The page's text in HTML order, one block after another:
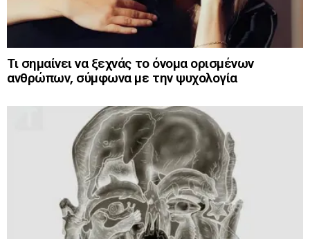
Τι σημαίνει να ξεχνάς το όνομα ορισμένων
ανθρώπων, σύμφωνα με την ψυχολογία